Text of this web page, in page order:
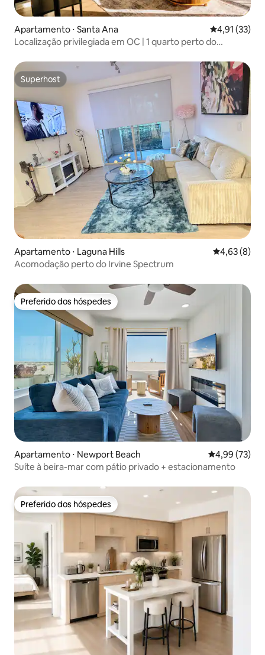
Apartamento ⋅ Santa Ana 4,91 de uma
4,91 (33)
Localização privilegiada em OC | 1 quarto perto do
Superhost
Superhost
Apartamento ⋅ Laguna Hills 4,63 de uma
4,63 (8)
Acomodação perto do Irvine Spectrum
Preferido dos hóspedes
Preferido dos hóspedes
Apartamento ⋅ Newport Beach 4,99 de uma
4,99 (73)
Suíte à beira-mar com pátio privado + estacionamento
Preferido dos hóspedes
Preferido dos hóspedes